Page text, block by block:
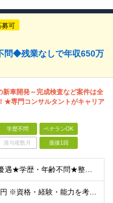
募可
◆残業なしで年収650万
車開発～完成検査など案件は全
★専門コンサルタントがキャリア
学歴不問 ベテランOK
賞与複数月 面接1回
★整備士資格保持者優遇★学歴・年齢不問★整備経験者・既卒者・第二新卒・車業界経験者・未経験者歓迎！ ◎経験や資格を活かしてキャリアアップしたい方 ◎ライフスタイルに合った働き方を求めている方 ◎技術
◆月給25万円～67万円 ※資格・経験・能力を考慮の上、優遇 ※現年収・年齢・経験・資格・能力等、総合的に考慮し、決定します。 ※自動車整備の実務経験がある方はご相談ください！ ※試用期間有(同待遇/